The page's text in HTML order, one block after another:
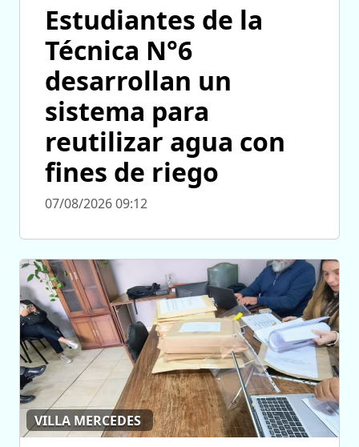
Estudiantes de la
Técnica N°6
desarrollan un
sistema para
reutilizar agua con
fines de riego
07/08/2026 09:12
VILLA MERCEDES